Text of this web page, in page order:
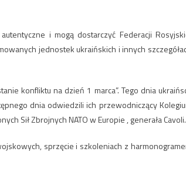
i mogą dostarczyć Federacji
jednostek ukraińskich i innych
konfliktu na dzień 1 marca”. Tego dnia
dnia odwiedzili ich przewodniczący
Sił Zbrojnych NATO w Europie , generała Cavoli.
sprzęcie i szkoleniach z